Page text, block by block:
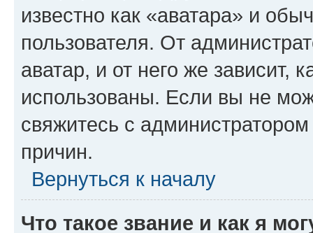
известно как «аватара» и
пользователя. От
аватар, и от него же зависит,
использованы. Если вы не
свяжитесь с
причин.
Вернуться к началу
Что такое звание и как я